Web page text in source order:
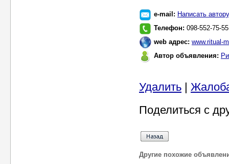
e-mail: Написать автору
Телефон: 098-552-75-55
web адрес: www.ritual-
Автор объявления:
Удалить |
Поделиться с
Другие похожие